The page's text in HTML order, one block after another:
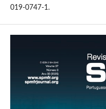
019-0747-1.